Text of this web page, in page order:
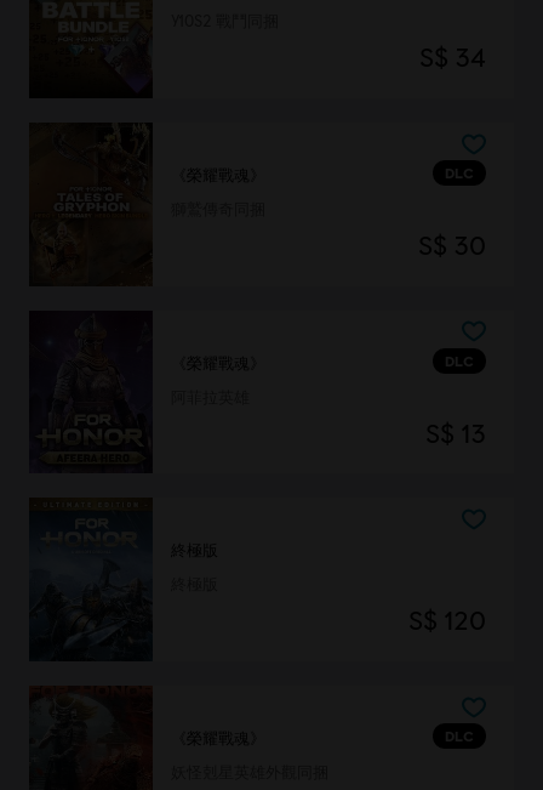
S$ 34
DLC
《榮耀戰魂》
S$ 30
DLC
《榮耀戰魂》
S$ 13
終極版
S$ 120
DLC
《榮耀戰魂》